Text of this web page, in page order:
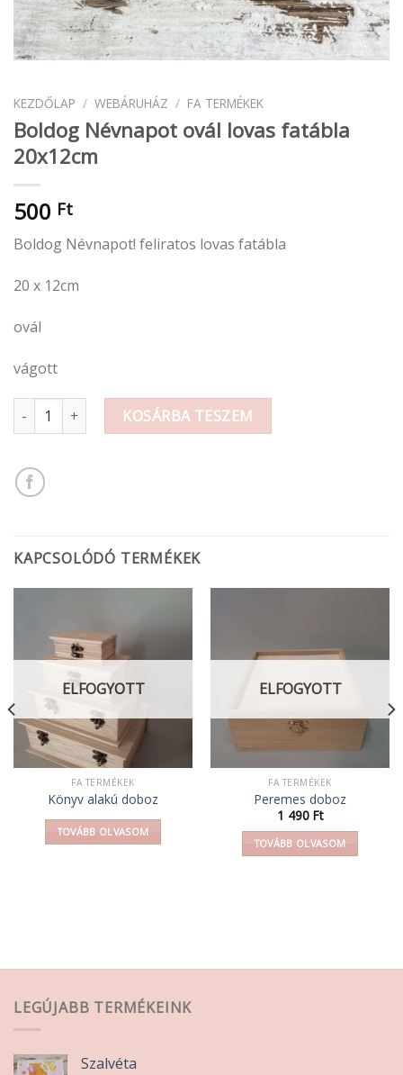
KEZDŐLAP / WEBÁRUHÁZ / FA TERMÉKEK
Boldog Névnapot ovál lovas fatábla
20x12cm
500 Ft
Boldog Névnapot! feliratos lovas fatábla
20 x 12cm
ovál
vágott
Boldog Névnapot ovál lovas fatábla 20x12cm mennyiség
KOSÁRBA TESZEM
KAPCSOLÓDÓ TERMÉKEK
ELFOGYOTT
FA TERMÉKEK
Könyv alakú doboz
TOVÁBB OLVASOM
ELFOGYOTT
FA TERMÉKEK
Peremes doboz
1 490 Ft
TOVÁBB OLVASOM
LEGÚJABB TERMÉKEINK
Szalvéta